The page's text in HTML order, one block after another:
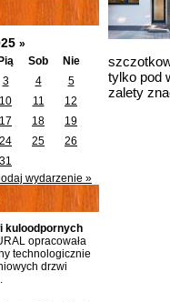
tylko pod
zalety
»
Pią Sob
Nie
3 4
5
10 11
12
17 18
19
24 25
26
31
wydarzenie »
kuloodpornych
opracowała
technologicznie
drzwi